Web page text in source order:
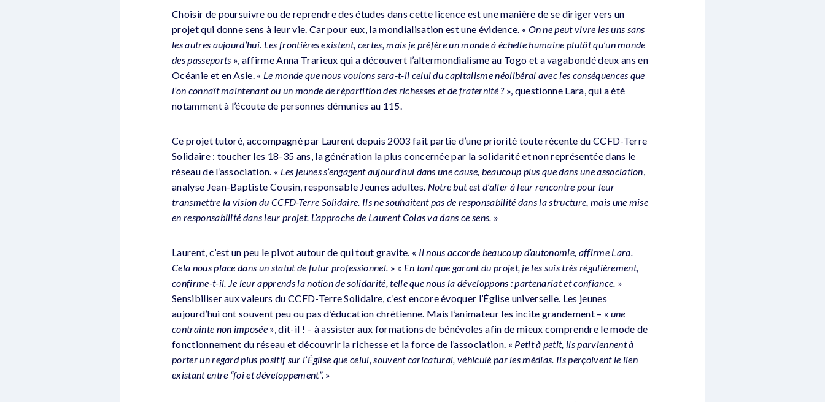
Choisir de poursuivre ou de reprendre des études dans cette licence est une manière de se diriger vers un
projet qui donne sens à leur vie. Car pour eux, la mondialisation est une évidence. « On ne peut vivre les uns sans
les autres aujourd’hui. Les frontières existent, certes, mais je préfère un monde à échelle humaine plutôt qu’un monde
des passeports », affirme Anna Trarieux qui a découvert l’altermondialisme au Togo et a vagabondé deux ans en
Océanie et en Asie. « Le monde que nous voulons sera-t-il celui du capitalisme néolibéral avec les conséquences que
l’on connaît maintenant ou un monde de répartition des richesses et de fraternité ?», questionne Lara, qui a été
notamment à l’écoute de personnes démunies au 115.
Ce projet tutoré, accompagné par Laurent depuis 2003 fait partie d’une priorité toute récente du CCFD-Terre
Solidaire : toucher les 18-35 ans, la génération la plus concernée par la solidarité et non représentée dans le
réseau de l’association. « Les jeunes s’engagent aujourd’hui dans une cause, beaucoup plus que dans une association,
analyse Jean-Baptiste Cousin, responsable Jeunes adultes. Notre but est d’aller à leur rencontre pour leur
transmettre la vision du CCFD-Terre Solidaire. Ils ne souhaitent pas de responsabilité dans la structure, mais une mise
en responsabilité dans leur projet. L’approche de Laurent Colas va dans ce sens. »
Laurent, c’est un peu le pivot autour de qui tout gravite. « Il nous accorde beaucoup d’autonomie, affirme Lara.
Cela nous place dans un statut de futur professionnel. » « En tant que garant du projet, je les suis très régulièrement,
confirme-t-il. Je leur apprends la notion de solidarité, telle que nous la développons : partenariat et confiance. »
Sensibiliser aux valeurs du CCFD-Terre Solidaire, c’est encore évoquer l’Église universelle. Les jeunes
aujourd’hui ont souvent peu ou pas d’éducation chrétienne. Mais l’animateur les incite grandement – « une
contrainte non imposée », dit-il ! – à assister aux formations de bénévoles afin de mieux comprendre le mode de
fonctionnement du réseau et découvrir la richesse et la force de l’association. « Petit à petit, ils parviennent à
porter un regard plus positif sur l’Église que celui, souvent caricatural, véhiculé par les médias. Ils perçoivent le lien
existant entre “foi et développement”. »